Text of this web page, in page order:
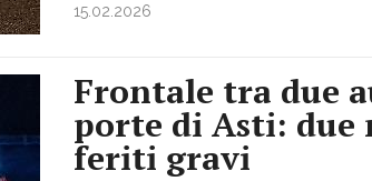
15.02.2026
Frontale tra due
porte di Asti: due
feriti gravi